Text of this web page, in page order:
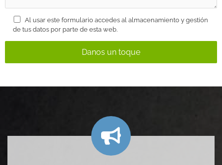
Al usar este formulario accedes al almacenamiento y gestión
de tus datos por parte de esta web.